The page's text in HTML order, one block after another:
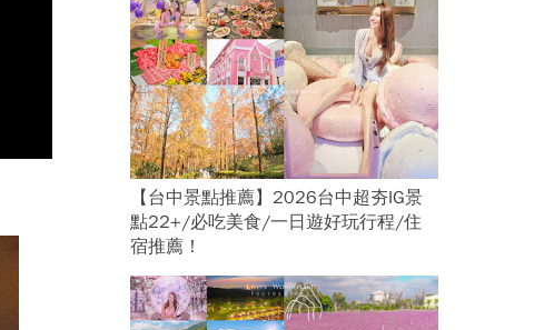
【台中景點推薦】2026台中超夯IG景
點22+/必吃美食/一日遊好玩行程/住
宿推薦！